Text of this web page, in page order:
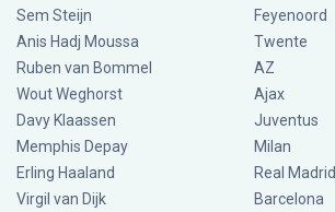
Sem Steijn
Anis Hadj Moussa
Ruben van Bommel
Wout Weghorst
Davy Klaassen
Memphis Depay
Erling Haaland
Virgil van Dijk
Feyenoord
Twente
AZ
Ajax
Juventus
Milan
Real Madrid
Barcelona